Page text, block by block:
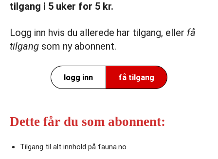
tilgang i 5 uker for 5 kr.
Logg inn hvis du allerede har tilgang, eller få
tilgang som ny abonnent.
logg inn få tilgang
Dette får du som abonnent:
Tilgang til alt innhold på fauna.no